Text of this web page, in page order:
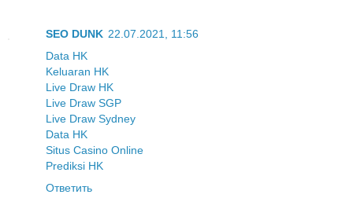
SEO DUNK 22.07.2021, 11:56
Data HK
Keluaran HK
Live Draw HK
Live Draw SGP
Live Draw Sydney
Data HK
Situs Casino Online
Prediksi HK
Ответить